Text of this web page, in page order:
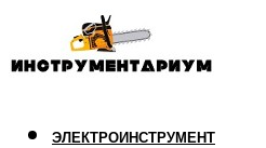
ЭЛЕКТРОИНСТРУМЕНТ